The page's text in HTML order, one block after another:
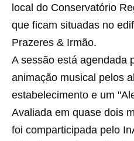
local do Conservatório
que ficam situadas no
Prazeres & Irmão.
A sessão está agendada
animação musical pelos
estabelecimento e um
Avaliada em quase dois
foi comparticipada pelo